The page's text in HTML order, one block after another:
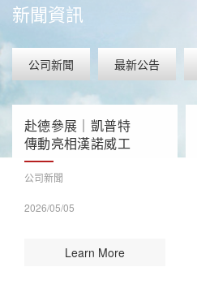
新聞資訊
公司新聞 最新公告
赴德參展｜凱普特
傳動亮相漢諾威工
業展，以精密傳動
賦能全球工業升級
公司新聞
2026/05/05
Learn More